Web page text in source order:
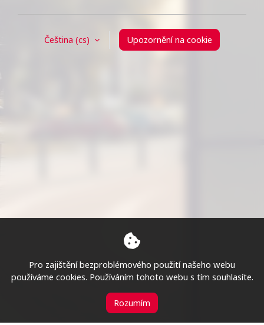
Čeština ‎(cs)‎ Upozornění na cookie
Pro zajištění bezproblémového použití našeho webu
používáme cookies. Používáním tohoto webu s tím souhlasíte.
Rozumím